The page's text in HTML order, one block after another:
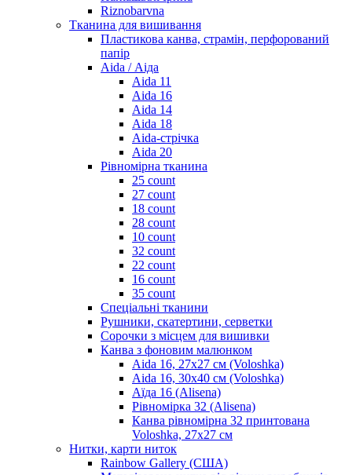
Riznobarvna
Тканина для вишивання
Пластикова канва, страмін, перфорований
папір
Aida / Аіда
Aida 11
Aida 16
Aida 14
Aida 18
Aida-стрічка
Aida 20
Рівномірна тканина
25 count
27 count
18 count
28 count
10 count
32 count
22 count
16 count
35 count
Спеціальні тканини
Рушники, скатертини, серветки
Сорочки з місцем для вишивки
Канва з фоновим малюнком
Aida 16, 27х27 см (Voloshka)
Aida 16, 30х40 см (Voloshka)
Аїда 16 (Alisena)
Рівномірка 32 (Alisena)
Канва рівномірна 32 принтована
Voloshka, 27х27 см
Нитки, карти ниток
Rainbow Gallery (США)